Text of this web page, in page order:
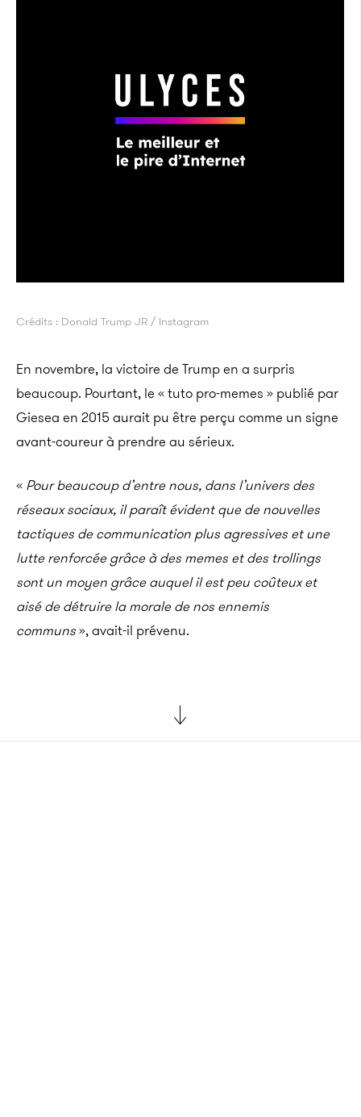
Crédits : Donald Trump JR / Instagram
En novembre, la victoire de Trump en a surpris
beaucoup. Pourtant, le « tuto pro-memes » publié par
Giesea en 2015 aurait pu être perçu comme un signe
avant-coureur à prendre au sérieux.
« Pour beaucoup d’entre nous, dans l’univers des
réseaux sociaux, il paraît évident que de nouvelles
tactiques de communication plus agressives et une
lutte renforcée grâce à des memes et des trollings
sont un moyen grâce auquel il est peu coûteux et
aisé de détruire la morale de nos ennemis
communs», avait-il prévenu.